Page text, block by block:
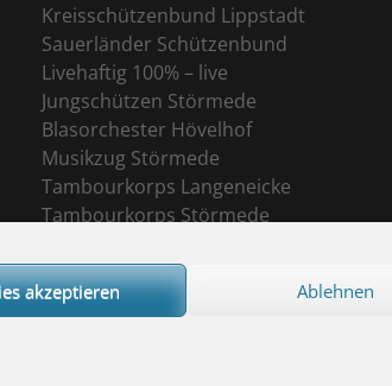
akzeptieren Ablehnen
Kreisschützenbund Lippstadt
Sauerländer Schützenbund
Livehaftig 100% – live
Jungschützen Störmede
Blasorchester Hövelhof
Musikzug Störmede
Tambourkorps Langeneicke
Tambourkorps Störmede